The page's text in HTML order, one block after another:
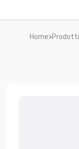
Home>Prodotti